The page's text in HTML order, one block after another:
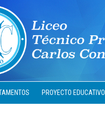
PROYECTO EDUCATIVO